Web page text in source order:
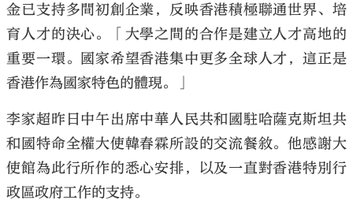
金已支持多間初創企業，反映香港積極聯通世界、培
育人才的決心。「大學之間的合作是建立人才高地的
重要一環。國家希望香港集中更多全球人才，這正是
香港作為國家特色的體現。」
李家超昨日中午出席中華人民共和國駐哈薩克斯坦共
和國特命全權大使韓春霖所設的交流餐敘。他感謝大
使館為此行所作的悉心安排，以及一直對香港特別行
政區政府工作的支持。